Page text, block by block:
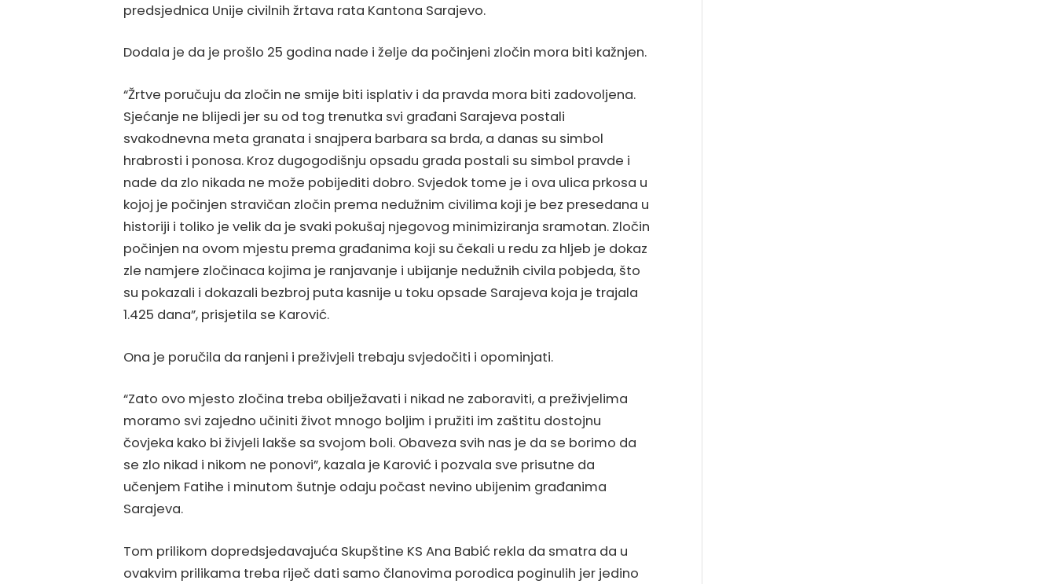
predsjednica Unije civilnih žrtava rata Kantona Sarajevo.
Dodala je da je prošlo 25 godina nade i želje da počinjeni zločin mora biti kažnjen.
“Žrtve poručuju da zločin ne smije biti isplativ i da pravda mora biti zadovoljena.
Sjećanje ne blijedi jer su od tog trenutka svi građani Sarajeva postali
svakodnevna meta granata i snajpera barbara sa brda, a danas su simbol
hrabrosti i ponosa. Kroz dugogodišnju opsadu grada postali su simbol pravde i
nade da zlo nikada ne može pobijediti dobro. Svjedok tome je i ova ulica prkosa u
kojoj je počinjen stravičan zločin prema nedužnim civilima koji je bez presedana u
historiji i toliko je velik da je svaki pokušaj njegovog minimiziranja sramotan. Zločin
počinjen na ovom mjestu prema građanima koji su čekali u redu za hljeb je dokaz
zle namjere zločinaca kojima je ranjavanje i ubijanje nedužnih civila pobjeda, što
su pokazali i dokazali bezbroj puta kasnije u toku opsade Sarajeva koja je trajala
1.425 dana”, prisjetila se Karović.
Ona je poručila da ranjeni i preživjeli trebaju svjedočiti i opominjati.
“Zato ovo mjesto zločina treba obilježavati i nikad ne zaboraviti, a preživjelima
moramo svi zajedno učiniti život mnogo boljim i pružiti im zaštitu dostojnu
čovjeka kako bi živjeli lakše sa svojom boli. Obaveza svih nas je da se borimo da
se zlo nikad i nikom ne ponovi”, kazala je Karović i pozvala sve prisutne da
učenjem Fatihe i minutom šutnje odaju počast nevino ubijenim građanima
Sarajeva.
Tom prilikom dopredsjedavajuća Skupštine KS Ana Babić rekla da smatra da u
ovakvim prilikama treba riječ dati samo članovima porodica poginulih jer jedino